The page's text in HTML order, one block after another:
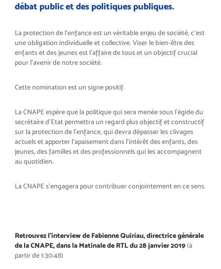
débat public et des politiques publiques.
La protection de l’enfance est un véritable enjeu de société, c’est
une obligation individuelle et collective. Viser le bien-être des
enfants et des jeunes est l’affaire de tous et un objectif crucial
pour l’avenir de notre société.
Cette nomination est un signe positif.
La CNAPE espère que la politique qui sera menée sous l’égide du
secrétaire d’Etat permettra un regard plus objectif et constructif
sur la protection de l’enfance, qui devra dépasser les clivages
actuels et apporter l’apaisement dans l’intérêt des enfants, des
jeunes, des familles et des professionnels qui les accompagnent
au quotidien.
La CNAPE s’engagera pour contribuer conjointement en ce sens.
Retrouvez l’interview de Fabienne Quiriau, directrice générale
de la CNAPE, dans la Matinale de RTL du 28 janvier 2019(à
partir de 1:30:48)